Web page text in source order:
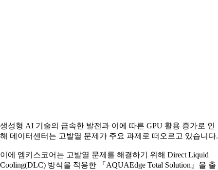
생성형 AI 기술의 급속한 발전과 이에 따른 GPU 활용 증가로 인
해 데이터센터는 고발열 문제가 주요 과제로 떠오르고 있습니다.
이에 엠키스코어는 고발열 문제를 해결하기 위해 Direct Liquid
Cooling(DLC) 방식을 적용한 『AQUAEdge Total Solution』을 출